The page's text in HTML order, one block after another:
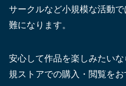
サークルなど小規模な活動
難になります。
安心して作品を楽しみたい
規ストアでの購入・閲覧をお